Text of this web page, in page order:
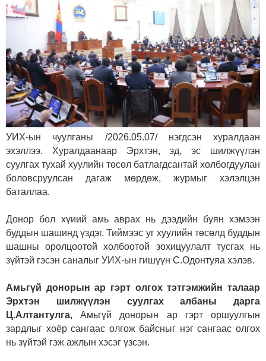
УИХ-ын чуулганы /2026.05.07/ нэгдсэн хуралдаан
эхэллээ. Хуралдаанаар Эрхтэн, эд, эс шилжүүлэн
суулгах тухай хуулийн төсөл батлагдсантай холбогдуулан
боловсруулсан дагаж мөрдөж, журмыг хэлэлцэн
баталлаа.
Донор бол хүиий амь аврах нь дээдийн буян хэмээн
буддын шашинд үздэг. Тиймээс уг хуулийн төсөлд буддын
шашны оролцоотой холбоотой зохицуулалт тусгах нь
зүйтэй гэсэн саналыг УИХ-ын гишүүн С.Одонтуяа хэлэв.
Амьгүй донорын ар гэрт олгох тэтгэмжийн талаар
Эрхтэн шилжүүлэн суулгах албаны дарга
Ц.Алтантулга,Амьгүй донорын ар гэрт оршуулгын
зардлыг хоёр сангаас олгож байсныг нэг сангаас олгох
нь зүйтэй гэж ажлын хэсэг үзсэн.